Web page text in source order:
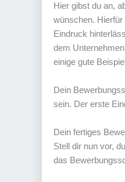
Hier gibst du an,
wünschen.
Eindruck
dem
einige gute
Dein
sein. Der erste
Dein fertiges
Stell dir nun vor,
das